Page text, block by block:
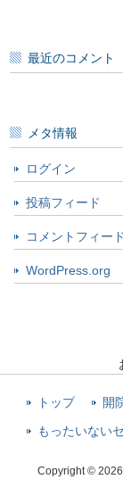
最近のコメント
メタ情報
ログイン
投稿フィード
コメントフィード
WordPress.org
トップ 開
もったいない
Copyright ©